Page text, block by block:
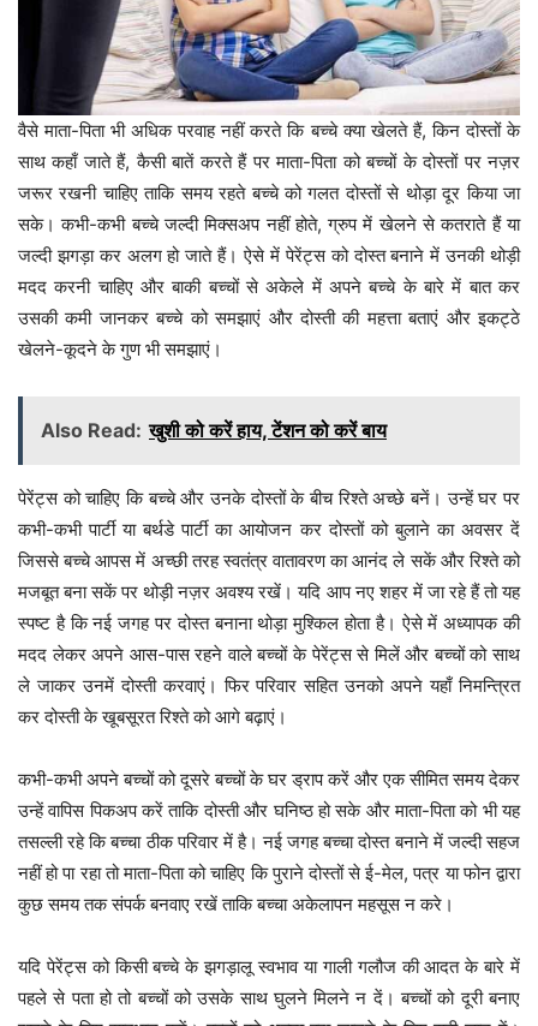
वैसे माता-पिता भी अधिक परवाह नहीं करते कि बच्चे क्या खेलते हैं, किन दोस्तों के
साथ कहाँ जाते हैं, कैसी बातें करते हैं पर माता-पिता को बच्चों के दोस्तों पर नज़र
जरूर रखनी चाहिए ताकि समय रहते बच्चे को गलत दोस्तों से थोड़ा दूर किया जा
सके। कभी-कभी बच्चे जल्दी मिक्सअप नहीं होते, ग्रुप में खेलने से कतराते हैं या
जल्दी झगड़ा कर अलग हो जाते हैं। ऐसे में पेरेंट्स को दोस्त बनाने में उनकी थोड़ी
मदद करनी चाहिए और बाकी बच्चों से अकेले में अपने बच्चे के बारे में बात कर
उसकी कमी जानकर बच्चे को समझाएं और दोस्ती की महत्ता बताएं और इकट्ठे
खेलने-कूदने के गुण भी समझाएं।
Also Read: खुशी को करें हाय, टेंशन को करें बाय
पेरेंट्स को चाहिए कि बच्चे और उनके दोस्तों के बीच रिश्ते अच्छे बनें। उन्हें घर पर
कभी-कभी पार्टी या बर्थडे पार्टी का आयोजन कर दोस्तों को बुलाने का अवसर दें
जिससे बच्चे आपस में अच्छी तरह स्वतंत्र वातावरण का आनंद ले सकें और रिश्ते को
मजबूत बना सकें पर थोड़ी नज़र अवश्य रखें। यदि आप नए शहर में जा रहे हैं तो यह
स्पष्ट है कि नई जगह पर दोस्त बनाना थोड़ा मुश्किल होता है। ऐसे में अध्यापक की
मदद लेकर अपने आस-पास रहने वाले बच्चों के पेरेंट्स से मिलें और बच्चों को साथ
ले जाकर उनमें दोस्ती करवाएं। फिर परिवार सहित उनको अपने यहाँ निमन्त्रित
कर दोस्ती के खूबसूरत रिश्ते को आगे बढ़ाएं।
कभी-कभी अपने बच्चों को दूसरे बच्चों के घर ड्राप करें और एक सीमित समय देकर
उन्हें वापिस पिकअप करें ताकि दोस्ती और घनिष्ठ हो सके और माता-पिता को भी यह
तसल्ली रहे कि बच्चा ठीक परिवार में है। नई जगह बच्चा दोस्त बनाने में जल्दी सहज
नहीं हो पा रहा तो माता-पिता को चाहिए कि पुराने दोस्तों से ई-मेल, पत्र या फोन द्वारा
कुछ समय तक संपर्क बनवाए रखें ताकि बच्चा अकेलापन महसूस न करे।
यदि पेरेंट्स को किसी बच्चे के झगड़ालू स्वभाव या गाली गलौज की आदत के बारे में
पहले से पता हो तो बच्चों को उसके साथ घुलने मिलने न दें। बच्चों को दूरी बनाए